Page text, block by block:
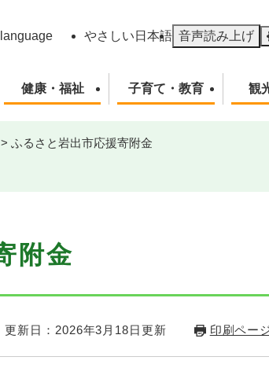
やさしい日本語 音声読み上げ
健康・福祉 子育て・教育 観
> ふるさと岩出市応援寄附金
附金
更新日：2026年3月18日更新 印刷ペー